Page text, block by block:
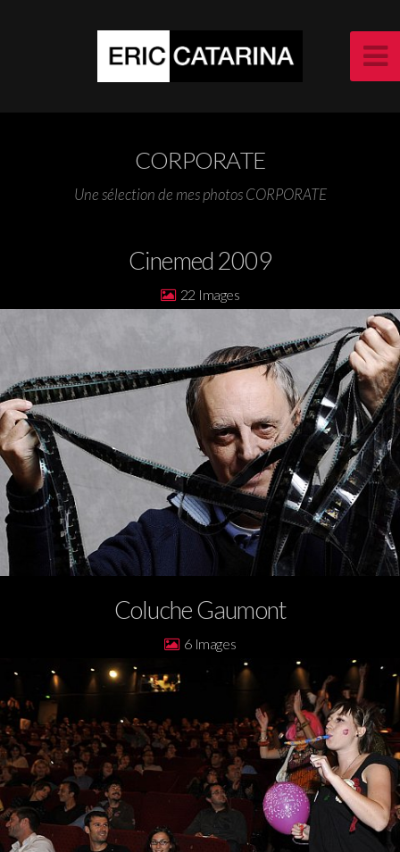
CORPORATE
Une sélection de mes photos CORPORATE
Cinemed 2009
22
Coluche Gaumont
6